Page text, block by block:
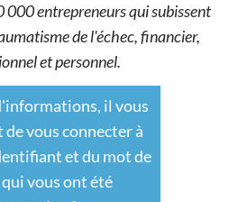
000 entrepreneurs qui subissent
de l'échec, financier,
et personnel.
il vous
vous connecter à
et du mot de
qui vous ont été